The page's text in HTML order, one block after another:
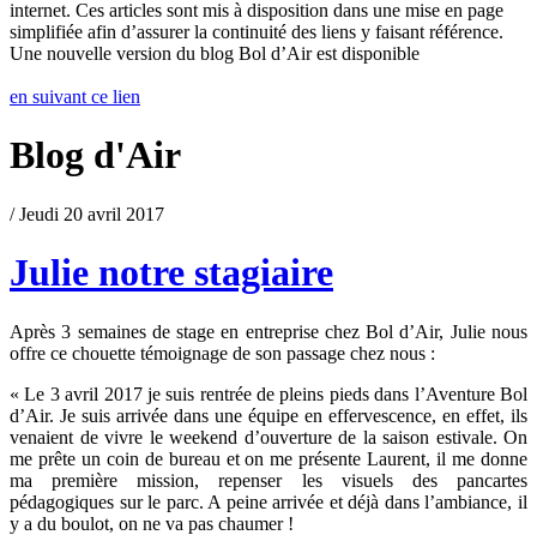
internet. Ces articles sont mis à disposition dans une mise en page
simplifiée afin d’assurer la continuité des liens y faisant référence.
Une nouvelle version du blog Bol d’Air est disponible
en suivant ce lien
Blog d'Air
/ Jeudi 20 avril 2017
Julie notre stagiaire
Après 3 semaines de stage en entreprise chez Bol d’Air, Julie nous
offre ce chouette témoignage de son passage chez nous :
« Le 3 avril 2017 je suis rentrée de pleins pieds dans l’Aventure Bol
d’Air. Je suis arrivée dans une équipe en effervescence, en effet, ils
venaient de vivre le weekend d’ouverture de la saison estivale. On
me prête un coin de bureau et on me présente Laurent, il me donne
ma première mission, repenser les visuels des pancartes
pédagogiques sur le parc. A peine arrivée et déjà dans l’ambiance, il
y a du boulot, on ne va pas chaumer !